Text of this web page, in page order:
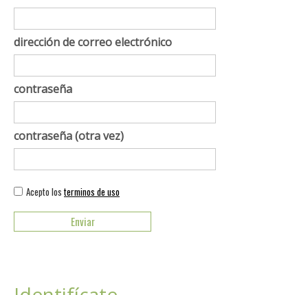
dirección de correo electrónico
contraseña
contraseña (otra vez)
Acepto los terminos de uso